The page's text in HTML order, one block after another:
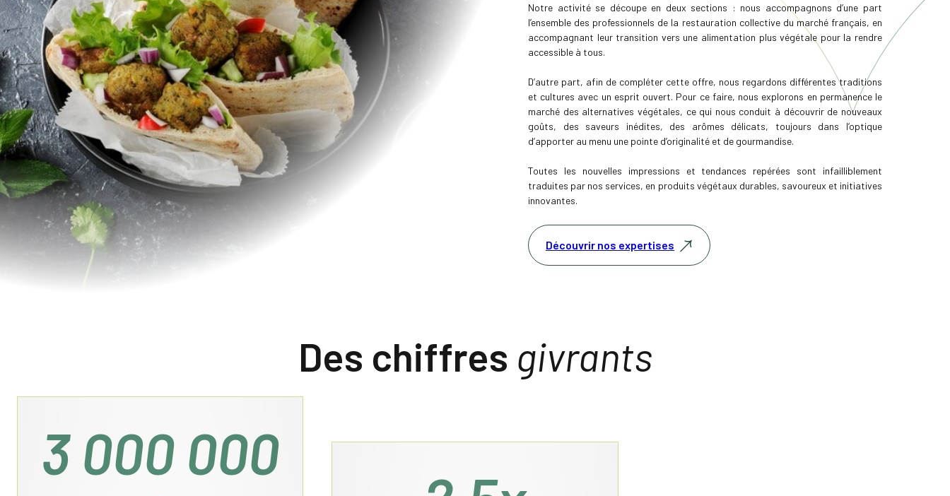
Notre activité se découpe en deux sections : nous accompagnons d’une part
l’ensemble des professionnels de la restauration collective du marché français, en
accompagnant leur transition vers une alimentation plus végétale pour la rendre
accessible à tous.
D’autre part, afin de compléter cette offre, nous regardons différentes traditions
et cultures avec un esprit ouvert. Pour ce faire, nous explorons en permanence le
marché des alternatives végétales, ce qui nous conduit à découvrir de nouveaux
goûts, des saveurs inédites, des arômes délicats, toujours dans l’optique
d’apporter au menu une pointe d’originalité et de gourmandise.
Toutes les nouvelles impressions et tendances repérées sont infailliblement
traduites par nos services, en produits végétaux durables, savoureux et initiatives
innovantes.
Découvrir nos expertises
Des chiffres givrants
3 000 000